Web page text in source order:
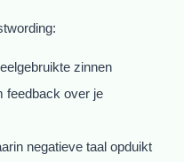
zinnen
feedback over je
negatieve taal opduikt